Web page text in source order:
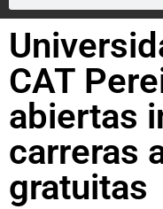
CAT
abiertas
carreras
gratuitas